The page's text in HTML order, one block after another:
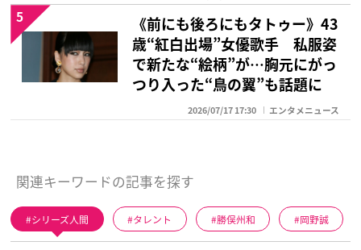
《前にも後ろにもタトゥー》43
歳“紅白出場”女優歌手 私服姿
で新たな“絵柄”が…胸元にがっ
つり入った“鳥の翼”も話題に
2026/07/17 17:30 エンタメニュース
5
関連キーワードの記事を探す
シリーズ人間 タレント 勝俣州和 岡野誠